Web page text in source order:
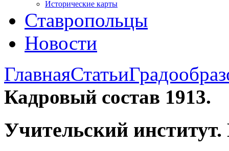
Исторические карты
Ставропольцы
Новости
ГлавнаяСтатьи
Кадровый состав 1913.
Учительский